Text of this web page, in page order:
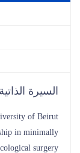
السيرة
of Beirut
in minimally
surgery